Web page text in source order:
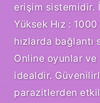
erişim sistemidir.
Yüksek Hız :
hızlarda bağlantı
Online oyunlar
idealdir.
parazitlerden